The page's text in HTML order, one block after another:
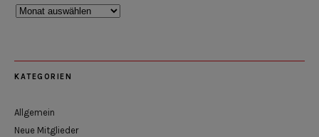
Rückblick
KATEGORIEN
Allgemein
Neue Mitglieder